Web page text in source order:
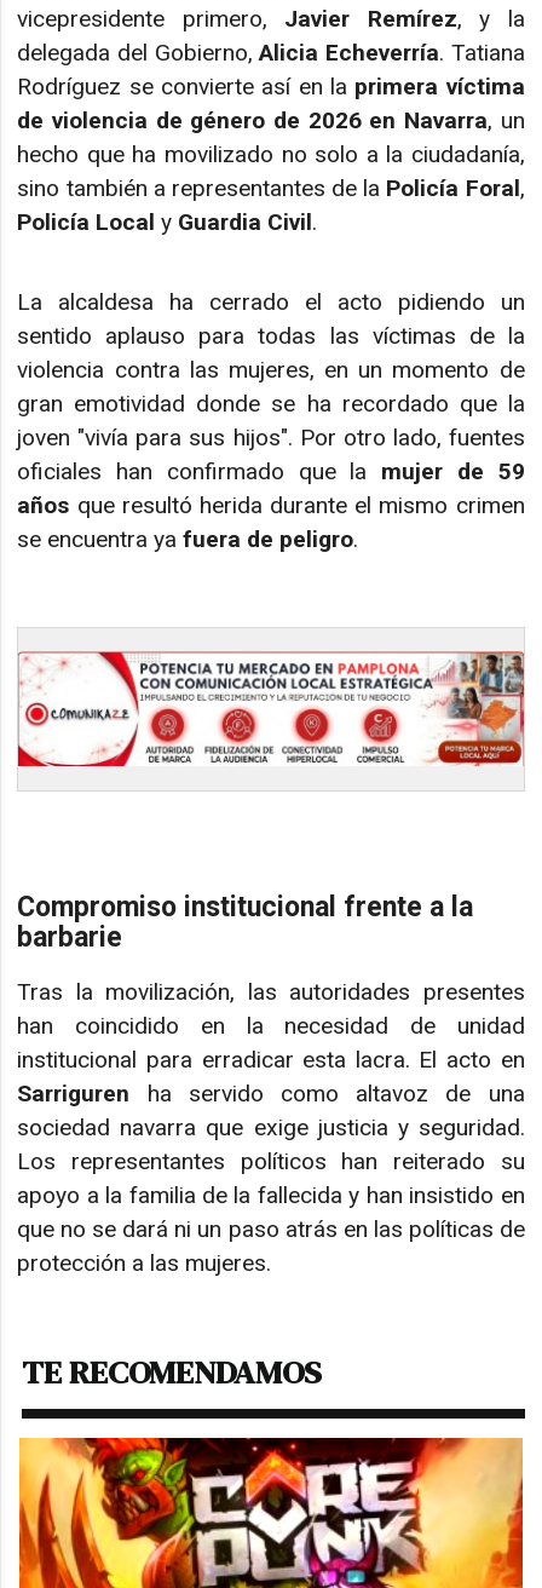
vicepresidente primero, Javier Remírez, y la
delegada del Gobierno,Alicia Echeverría. Tatiana
Rodríguez se convierte así en la primera víctima
de violencia de género de 2026 en Navarra, un
hecho que ha movilizado no solo a la ciudadanía,
sino también a representantes de la Policía Foral,
Policía Local y Guardia Civil.
La alcaldesa ha cerrado el acto pidiendo un
sentido aplauso para todas las víctimas de la
violencia contra las mujeres, en un momento de
gran emotividad donde se ha recordado que la
joven "vivía para sus hijos". Por otro lado, fuentes
oficiales han confirmado que la mujer de 59
años que resultó herida durante el mismo crimen
se encuentra yafuera de peligro.
Compromiso institucional frente a la
barbarie
Tras la movilización, las autoridades presentes
han coincidido en la necesidad de unidad
institucional para erradicar esta lacra. El acto en
Sarriguren ha servido como altavoz de una
sociedad navarra que exige justicia y seguridad.
Los representantes políticos han reiterado su
apoyo a la familia de la fallecida y han insistido en
que no se dará ni un paso atrás en las políticas de
protección a las mujeres.
TE RECOMENDAMOS